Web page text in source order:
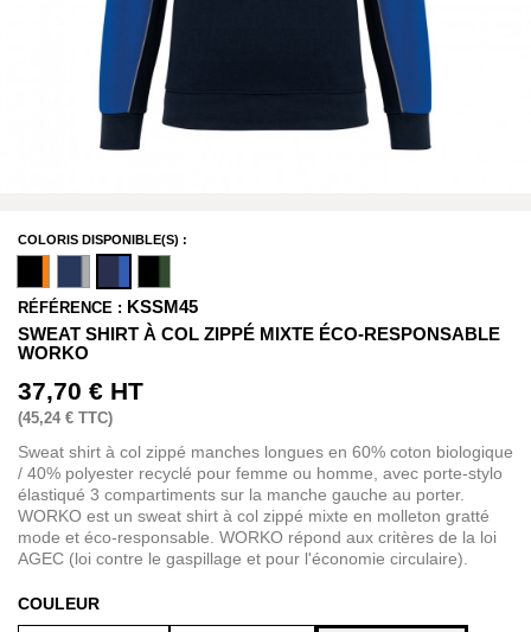
COLORIS DISPONIBLE(S) :
RÉFÉRENCE : KSSM45
SWEAT SHIRT À COL ZIPPÉ MIXTE ÉCO-RESPONSABLE
WORKO
37,70 € HT
(45,24 € TTC)
Sweat shirt à col zippé manches longues en 60% coton biologique
/ 40% polyester recyclé pour femme ou homme, avec porte-stylo
élastiqué 3 compartiments sur la manche gauche au porter.
WORKO est un sweat shirt à col zippé mixte en molleton gratté
mode et éco-responsable. WORKO répond aux critères de la loi
AGEC (loi contre le gaspillage et pour l'économie circulaire).
COULEUR